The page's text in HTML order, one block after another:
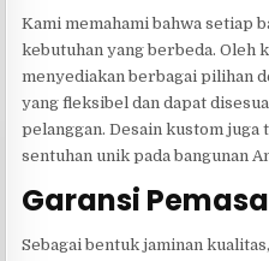
Kami memahami bahwa setiap
kebutuhan yang berbeda. Oleh
menyediakan berbagai pilihan
yang fleksibel dan dapat
pelanggan. Desain kustom
sentuhan unik pada bangunan
Garansi
Sebagai bentuk jaminan